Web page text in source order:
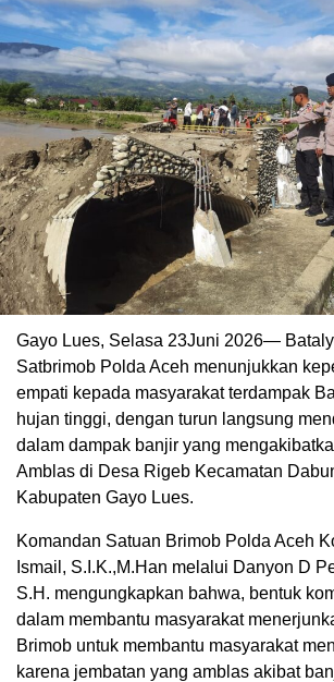
Gayo Lues, Selasa 23Juni 2026—
Satbrimob Polda Aceh menunjukkan
empati kepada masyarakat terdampak
hujan tinggi, dengan turun langsung
dalam dampak banjir yang
Amblas di Desa Rigeb Kecamatan
Kabupaten Gayo Lues.
Komandan Satuan Brimob Polda Aceh
Ismail, S.I.K.,M.Han melalui Danyon D
S.H. mengungkapkan bahwa, bentuk
dalam membantu masyarakat
Brimob untuk membantu masyarakat
karena jembatan yang amblas akibat